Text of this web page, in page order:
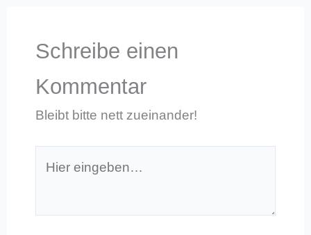
Schreibe einen
Kommentar
Bleibt bitte nett zueinander!
eingeben…